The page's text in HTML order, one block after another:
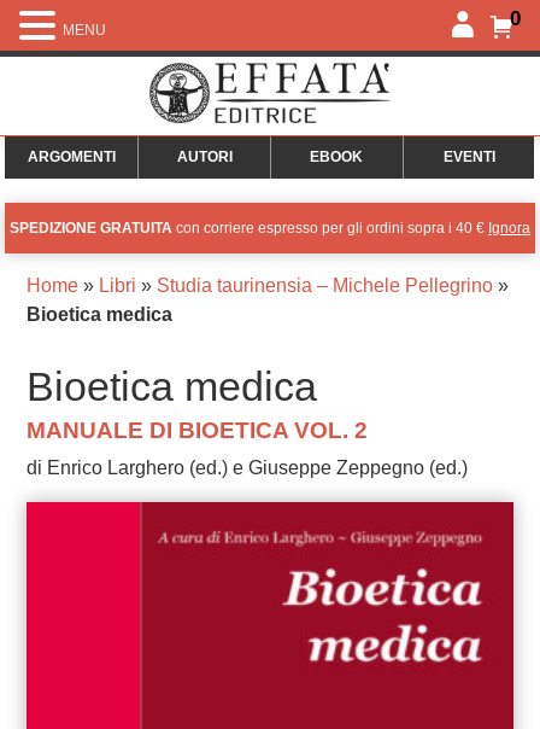
0
ARGOMENTI AUTORI EBOOK EVENTI
SPEDIZIONE GRATUITA con corriere espresso per gli ordini sopra i 40 € Ignora
Home» Libri » Studia taurinensia – Michele Pellegrino»
Bioetica medica
Bioetica medica
MANUALE DI BIOETICA VOL. 2
di Enrico Larghero (ed.) e Giuseppe Zeppegno (ed.)
MENU